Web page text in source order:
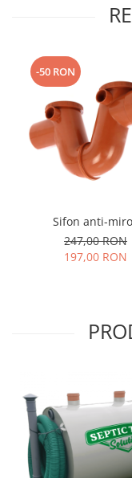
-50 RON
Sifon anti-
247,00 RON
197,00 RON